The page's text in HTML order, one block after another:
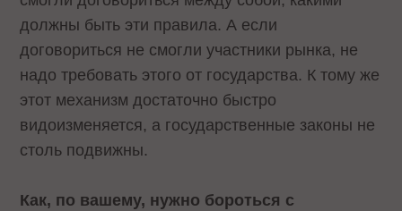
должны быть эти правила. А если
договориться не смогли участники рынка, не
надо требовать этого от государства. К тому же
этот механизм достаточно быстро
видоизменяется, а государственные законы не
столь подвижны.
Как, по вашему, нужно бороться с